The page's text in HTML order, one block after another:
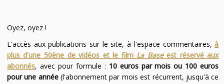
Oyez, oyez !
L'accès aux publications sur le site, à l'espace commentaires,à
plus d'une 50ène de vidéos et le film La Baseest réservé aux
abonnés, avec pour formule : 10 euros par mois ou 100 euros
pour une année(l'abonnement par mois est récurrent, jusqu'à ce